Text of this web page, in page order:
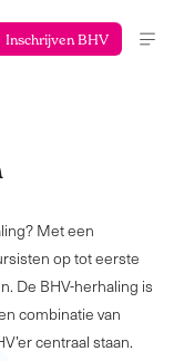
Inschrijven BHV
Met een
op tot eerste
De BHV-herhaling is
combinatie van
centraal staan.